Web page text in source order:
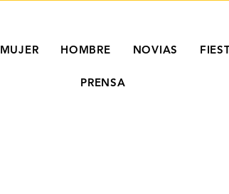
MUJER HOMBRE NOVIAS
PRENSA